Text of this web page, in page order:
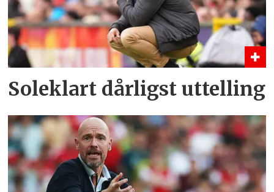
Soleklart dårligst uttelling